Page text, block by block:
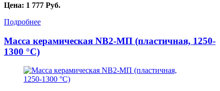
Цена: 1 777 Руб.
Подробнее
Масса керамическая NB2-МП (пластичная, 1250-
1300 °C)